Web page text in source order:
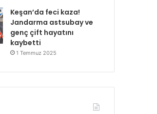
Keşan’da feci kaza!
Jandarma astsubay ve
genç çift hayatını
kaybetti
1 Temmuz 2025